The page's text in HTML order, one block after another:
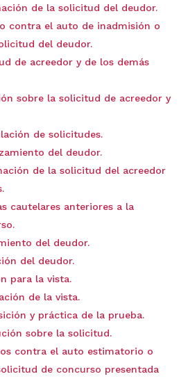
de la solicitud del deudor.
contra el auto de inadmisión o
del deudor.
de acreedor y de los demás
sobre la solicitud de acreedor y
de solicitudes.
del deudor.
de la solicitud del acreedor
cautelares anteriores a la
del deudor.
del deudor.
para la vista.
de la vista.
y práctica de la prueba.
sobre la solicitud.
contra el auto estimatorio o
de concurso presentada